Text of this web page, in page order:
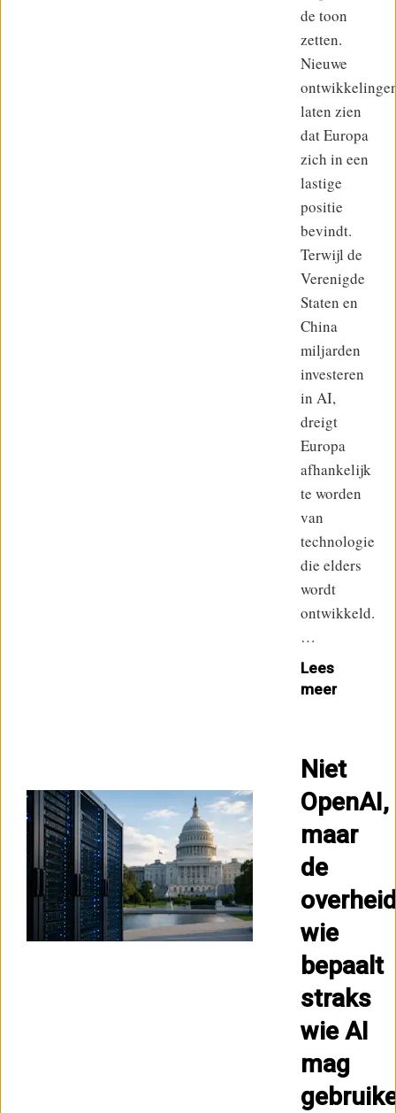
de toon
zetten.
Nieuwe
laten zien
dat Europa
zich in een
lastige
positie
bevindt.
Terwijl de
Verenigde
Staten en
China
miljarden
investeren
in AI,
dreigt
Europa
afhankelijk
te worden
van
technologie
die elders
wordt
ontwikkeld.
…
Lees
meer
Niet
OpenAI,
maar
de
wie
bepaalt
straks
wie AI
mag